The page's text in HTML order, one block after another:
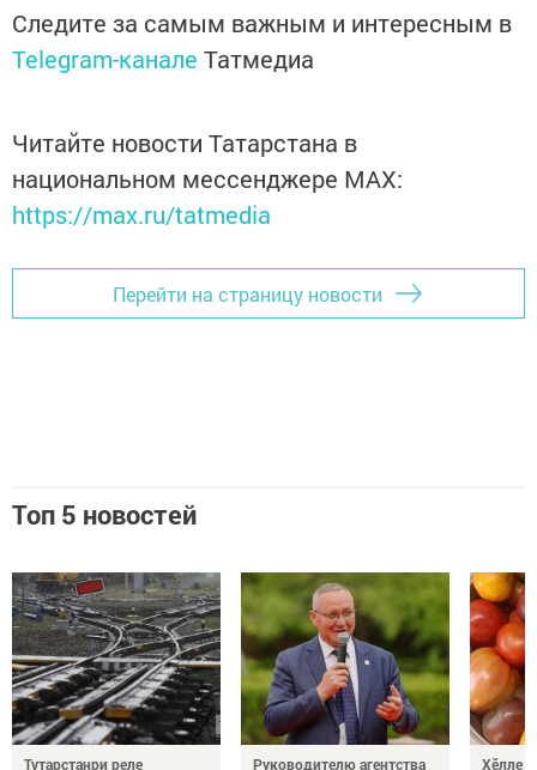
Следите за самым важным и интересным в
Telegram-канале Татмедиа
Читайте новости Татарстана в
национальном мессенджере MАХ:
https://max.ru/tatmedia
Перейти на страницу новости
Топ 5 новостей
Тутарстанри реле Руководителю агентства Хӗлле